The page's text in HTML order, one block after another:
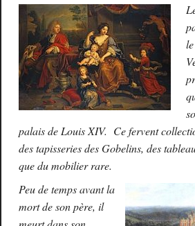
palais de Louis XIV. Ce fervent
des tapisseries des Gobelins, des
que du mobilier rare.
Peu de temps avant la
mort de son père, il